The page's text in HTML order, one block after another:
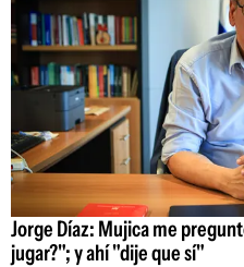
Jorge Díaz: Mujica me
jugar?"; y ahí "dije que sí"